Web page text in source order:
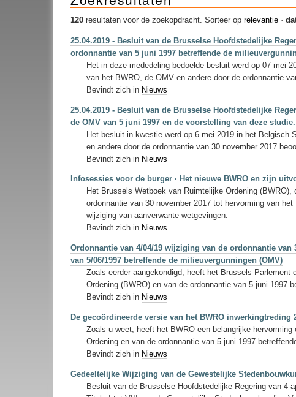
120 resultaten voor de zoekopdracht. Sorteer op relevantie ·
25.04.2019 - Besluit van de Brusselse Hoofdstedelijke
ordonnantie van 5 juni 1997 betreffende de
Het in deze mededeling bedoelde besluit werd op 07 mei
van het BWRO, de OMV en andere door de ordonnantie
Bevindt zich in Nieuws
25.04.2019 - Besluit van de Brusselse Hoofdstedelijke
de OMV van 5 juni 1997 en de voorstelling van deze studie.
Het besluit in kwestie werd op 6 mei 2019 in het Belgisch
en andere door de ordonnantie van 30 november 2017
Bevindt zich in Nieuws
Infosessies voor de burger · Het nieuwe BWRO en zijn
Het Brussels Wetboek van Ruimtelijke Ordening
ordonnantie van 30 november 2017 tot hervorming van
wijziging van aanverwante wetgevingen.
Bevindt zich in Nieuws
Ordonnantie van 4/04/19 wijziging van de ordonnantie
van 5/06/1997 betreffende de milieuvergunningen (OMV)
Zoals eerder aangekondigd, heeft het Brussels
Ordening (BWRO) en van de ordonnantie van 5 juni 1997
Bevindt zich in Nieuws
De gecoördineerde versie van het BWRO inwerkingtreding
Zoals u weet, heeft het BWRO een belangrijke
Ordening en van de ordonnantie van 5 juni 1997
Bevindt zich in Nieuws
Gedeeltelijke Wijziging van de Gewestelijke
Besluit van de Brusselse Hoofdstedelijke Regering van 4